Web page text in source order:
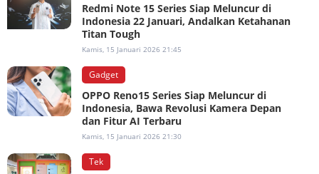
Redmi Note 15 Series Siap Meluncur di
Indonesia 22 Januari, Andalkan Ketahanan
Titan Tough
Kamis, 15 Januari 2026 21:45
Gadget
OPPO Reno15 Series Siap Meluncur di
Indonesia, Bawa Revolusi Kamera Depan
dan Fitur AI Terbaru
Kamis, 15 Januari 2026 21:30
Tek